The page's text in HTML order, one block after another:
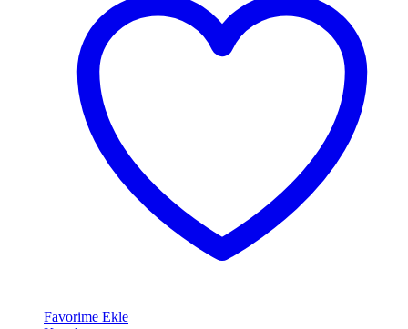
Favorime Ekle